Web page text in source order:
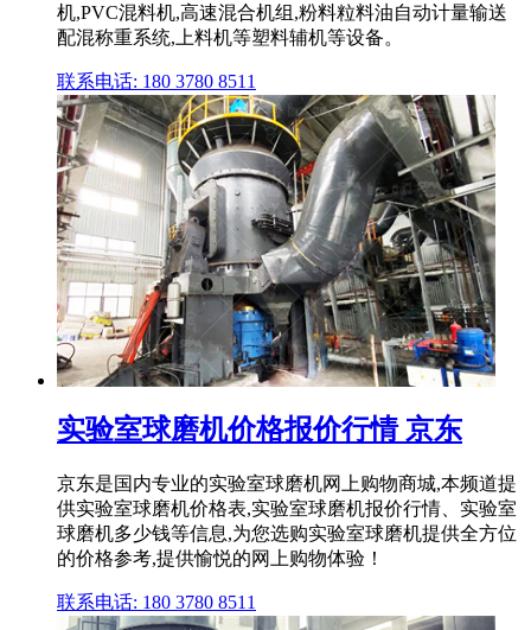
机,PVC混料机,高速混合机组,粉料粒料油自动计量输送
配混称重系统,上料机等塑料辅机等设备。
联系电话: 180 3780 8511
实验室球磨机价格报价行情 京东
京东是国内专业的实验室球磨机网上购物商城,本频道提
供实验室球磨机价格表,实验室球磨机报价行情、实验室
球磨机多少钱等信息,为您选购实验室球磨机提供全方位
的价格参考,提供愉悦的网上购物体验！
联系电话: 180 3780 8511